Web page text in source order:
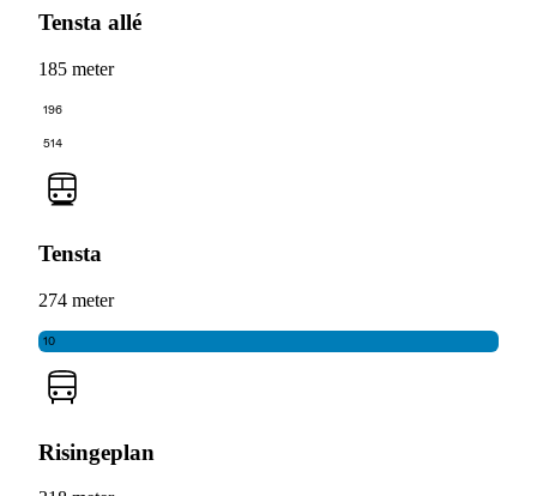
Tensta allé
185 meter
196
514
Tensta
274 meter
10
Risingeplan